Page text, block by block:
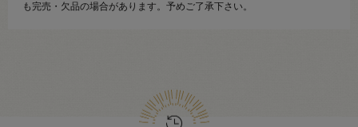
も完売・欠品の場合があります。予めご了承下さい。